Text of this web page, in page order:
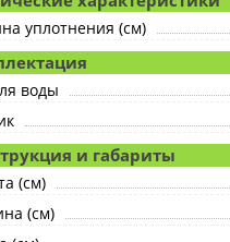
уплотнения (см)
воды
и габариты
(см)
(см)